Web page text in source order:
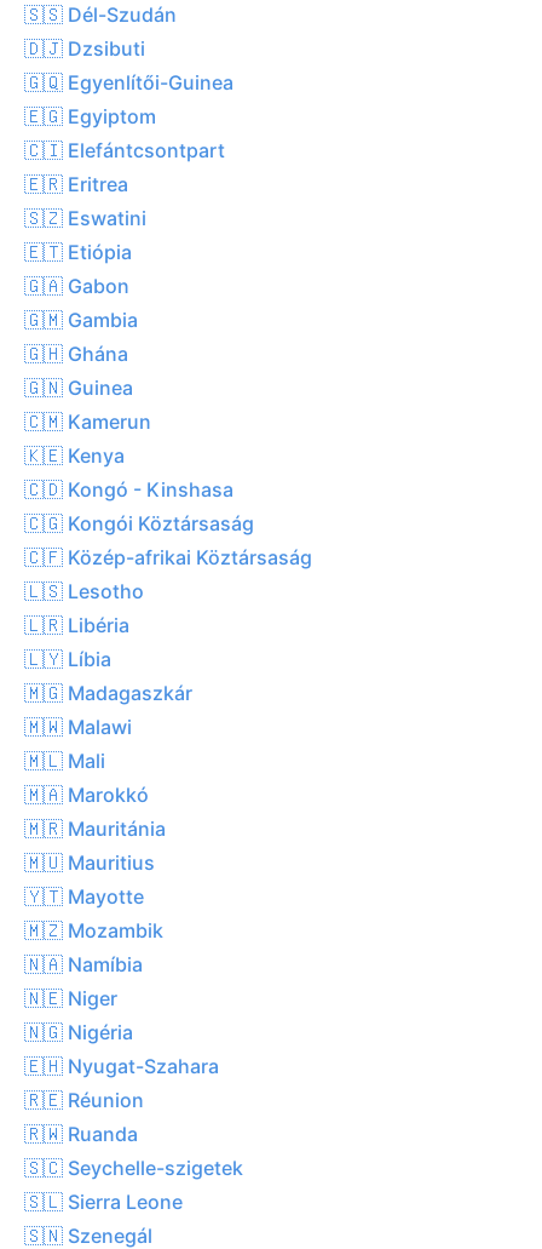
🇸🇸 Dél-Szudán
🇩🇯 Dzsibuti
🇬🇶 Egyenlítői-Guinea
🇪🇬 Egyiptom
🇨🇮 Elefántcsontpart
🇪🇷 Eritrea
🇸🇿 Eswatini
🇪🇹 Etiópia
🇬🇦 Gabon
🇬🇲 Gambia
🇬🇭 Ghána
🇬🇳 Guinea
🇨🇲 Kamerun
🇰🇪 Kenya
🇨🇩 Kongó - Kinshasa
🇨🇬 Kongói Köztársaság
🇨🇫 Közép-afrikai Köztársaság
🇱🇸 Lesotho
🇱🇷 Libéria
🇱🇾 Líbia
🇲🇬 Madagaszkár
🇲🇼 Malawi
🇲🇱 Mali
🇲🇦 Marokkó
🇲🇷 Mauritánia
🇲🇺 Mauritius
🇾🇹 Mayotte
🇲🇿 Mozambik
🇳🇦 Namíbia
🇳🇪 Niger
🇳🇬 Nigéria
🇪🇭 Nyugat-Szahara
🇷🇪 Réunion
🇷🇼 Ruanda
🇸🇨 Seychelle-szigetek
🇸🇱 Sierra Leone
🇸🇳 Szenegál